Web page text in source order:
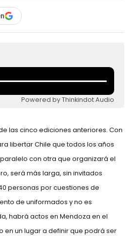
Powered by Thinkindot Audio
las cinco ediciones anteriores. Con
libertar Chile que todos los años
con otra que organizará el
será más larga, sin invitados
personas por cuestiones de
de uniformados y no es
habrá actos en Mendoza en el
en un lugar a definir que podrá ser